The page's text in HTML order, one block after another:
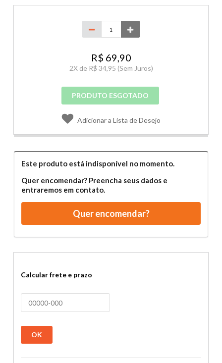
R$ 69,90
2X de R$ 34,95 (Sem Juros)
PRODUTO ESGOTADO
Adicionar a Lista de Desejo
Este produto está indisponível no momento.
Quer encomendar? Preencha seus dados e
entraremos em contato.
Quer encomendar?
Calcular frete e prazo
OK